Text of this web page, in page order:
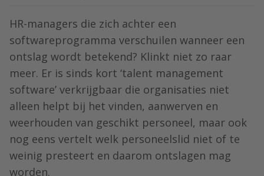
HR-managers die zich achter een
softwareprogramma verschuilen wanneer een
ontslag wordt betekend? Klinkt niet zo raar
meer. Er is sinds kort ‘talent management
software’ verkrijgbaar die organisaties niet
alleen helpt bij het vinden, aanwerven en
weerhouden van geschikt personeel, maar ook
nog eens vertelt welk personeelslid niet of te
weinig presteert en daarom ontslagen mag
worden.